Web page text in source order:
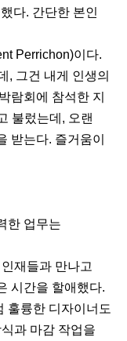
다. 간단한 본인
Perrichon)이다.
, 그건 내게 인생의
람회에 참석한 지
불렀는데, 오랜
받는다. 즐거움이
한 업무는
재들과 만나고
시간을 할애했다.
훌륭한 디자이너도
과 마감 작업을